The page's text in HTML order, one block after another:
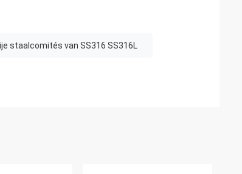
staalcomités van SS316 SS316L